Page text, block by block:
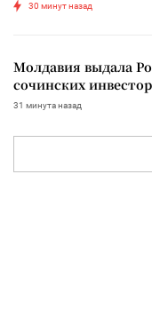
30 минут назад
Молдавия выдала
сочинских
31 минута назад